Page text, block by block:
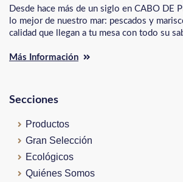
Desde hace más de un siglo en CABO DE
lo mejor de nuestro mar: pescados y
calidad que llegan a tu mesa con todo su
Más Información
Secciones
Productos
Gran Selección
Ecológicos
Quiénes Somos